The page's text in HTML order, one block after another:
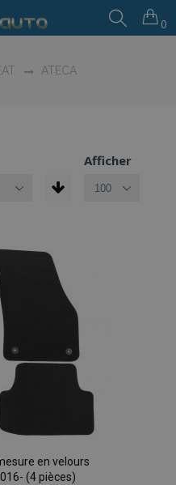
0
ATECA
Afficher
en velours
(4 pièces)